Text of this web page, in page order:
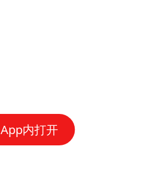
App内打开